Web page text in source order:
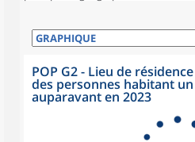
POP G2 - Lieu de
des personnes habitant
auparavant en 2023